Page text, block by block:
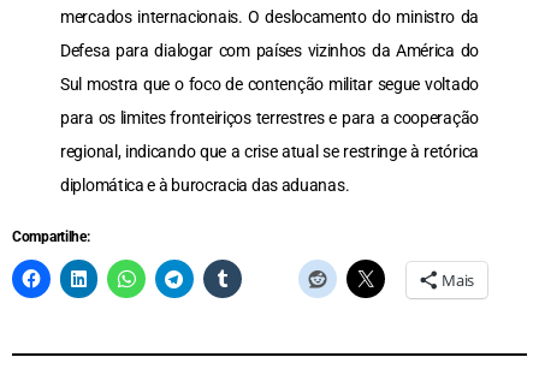
mercados internacionais. O deslocamento do ministro da
Defesa para dialogar com países vizinhos da América do
Sul mostra que o foco de contenção militar segue voltado
para os limites fronteiriços terrestres e para a cooperação
regional, indicando que a crise atual se restringe à retórica
diplomática e à burocracia das aduanas.
Compartilhe:
Mais